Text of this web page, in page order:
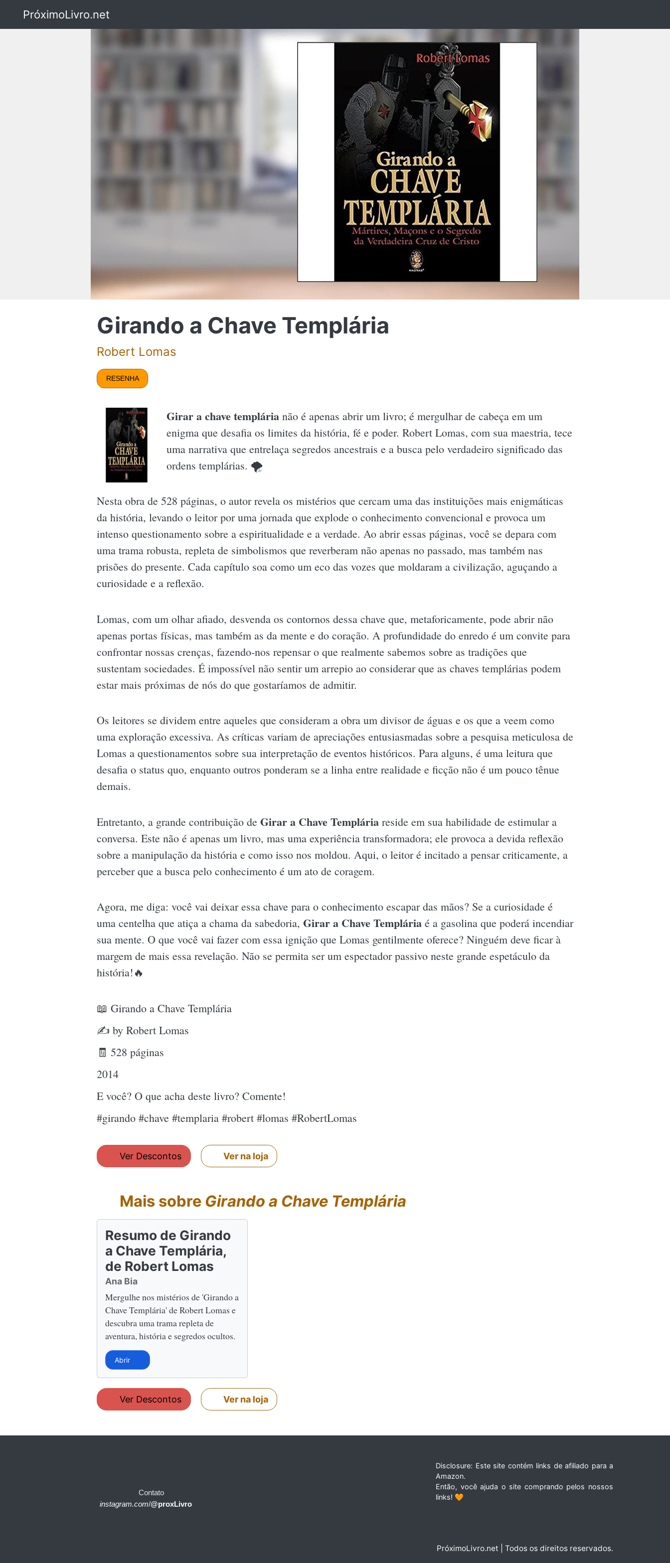
PróximoLivro.net
Girando a Chave Templária
Robert Lomas
RESENHA
Girar a chave templária não é apenas abrir um livro; é mergulhar de cabeça em um
enigma que desafia os limites da história, fé e poder. Robert Lomas, com sua maestria, tece
uma narrativa que entrelaça segredos ancestrais e a busca pelo verdadeiro significado das
ordens templárias. 🌪
Nesta obra de 528 páginas, o autor revela os mistérios que cercam uma das instituições mais enigmáticas
da história, levando o leitor por uma jornada que explode o conhecimento convencional e provoca um
intenso questionamento sobre a espiritualidade e a verdade. Ao abrir essas páginas, você se depara com
uma trama robusta, repleta de simbolismos que reverberam não apenas no passado, mas também nas
prisões do presente. Cada capítulo soa como um eco das vozes que moldaram a civilização, aguçando a
curiosidade e a reflexão.
Lomas, com um olhar afiado, desvenda os contornos dessa chave que, metaforicamente, pode abrir não
apenas portas físicas, mas também as da mente e do coração. A profundidade do enredo é um convite para
confrontar nossas crenças, fazendo-nos repensar o que realmente sabemos sobre as tradições que
sustentam sociedades. É impossível não sentir um arrepio ao considerar que as chaves templárias podem
estar mais próximas de nós do que gostaríamos de admitir.
Os leitores se dividem entre aqueles que consideram a obra um divisor de águas e os que a veem como
uma exploração excessiva. As críticas variam de apreciações entusiasmadas sobre a pesquisa meticulosa de
Lomas a questionamentos sobre sua interpretação de eventos históricos. Para alguns, é uma leitura que
desafia o status quo, enquanto outros ponderam se a linha entre realidade e ficção não é um pouco tênue
demais.
Entretanto, a grande contribuição de Girar a Chave Templária reside em sua habilidade de estimular a
conversa. Este não é apenas um livro, mas uma experiência transformadora; ele provoca a devida reflexão
sobre a manipulação da história e como isso nos moldou. Aqui, o leitor é incitado a pensar criticamente, a
perceber que a busca pelo conhecimento é um ato de coragem.
Agora, me diga: você vai deixar essa chave para o conhecimento escapar das mãos? Se a curiosidade é
uma centelha que atiça a chama da sabedoria, Girar a Chave Templária é a gasolina que poderá incendiar
sua mente. O que você vai fazer com essa ignição que Lomas gentilmente oferece? Ninguém deve ficar à
margem de mais essa revelação. Não se permita ser um espectador passivo neste grande espetáculo da
história!🔥
📖 Girando a Chave Templária
✍ by Robert Lomas
🧾 528 páginas
2014
E você? O que acha deste livro? Comente!
#girando #chave #templaria #robert #lomas #RobertLomas
Ver Descontos Ver na loja
Mais sobre Girando a Chave Templária
Resumo de Girando
a Chave Templária,
de Robert Lomas
Ana Bia
Mergulhe nos mistérios de 'Girando a
Chave Templária' de Robert Lomas e
descubra uma trama repleta de
aventura, história e segredos ocultos.
Abrir
Ver Descontos Ver na loja
Contato
instagram.com/@proxLivro
Disclosure: Este site contém links de afiliado para a
Amazon.
Então, você ajuda o site comprando pelos nossos
links! 🧡
PróximoLivro.net | Todos os direitos reservados.